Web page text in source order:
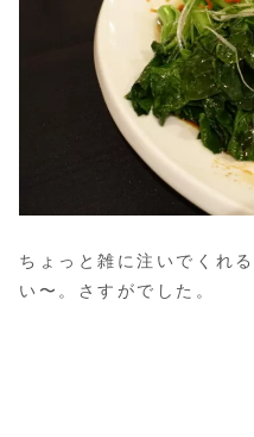
ちょっと雑に注いでくれ
い〜。さすがでした。